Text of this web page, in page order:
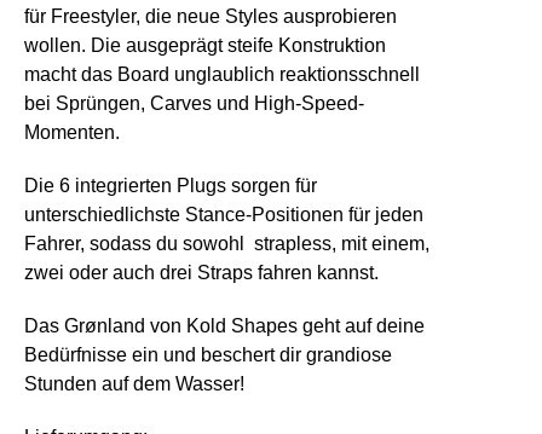
für Freestyler, die neue Styles ausprobieren
wollen. Die ausgeprägt steife Konstruktion
macht das Board unglaublich reaktionsschnell
bei Sprüngen, Carves und High-Speed-
Momenten.
Die 6 integrierten Plugs sorgen für
unterschiedlichste Stance-Positionen für jeden
Fahrer, sodass du sowohl strapless, mit einem,
zwei oder auch drei Straps fahren kannst.
Das Grønland von Kold Shapes geht auf deine
Bedürfnisse ein und beschert dir grandiose
Stunden auf dem Wasser!